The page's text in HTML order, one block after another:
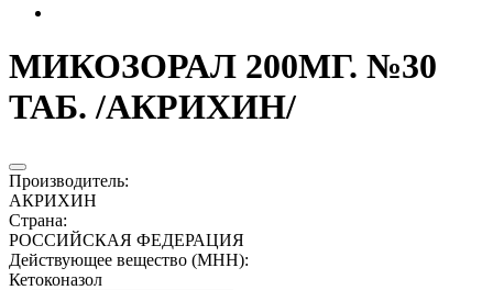
МИКОЗОРАЛ 200МГ. №30
ТАБ. /АКРИХИН/
Производитель:
АКРИХИН
Страна:
РОССИЙСКАЯ ФЕДЕРАЦИЯ
Действующее вещество (МНН):
Кетоконазол